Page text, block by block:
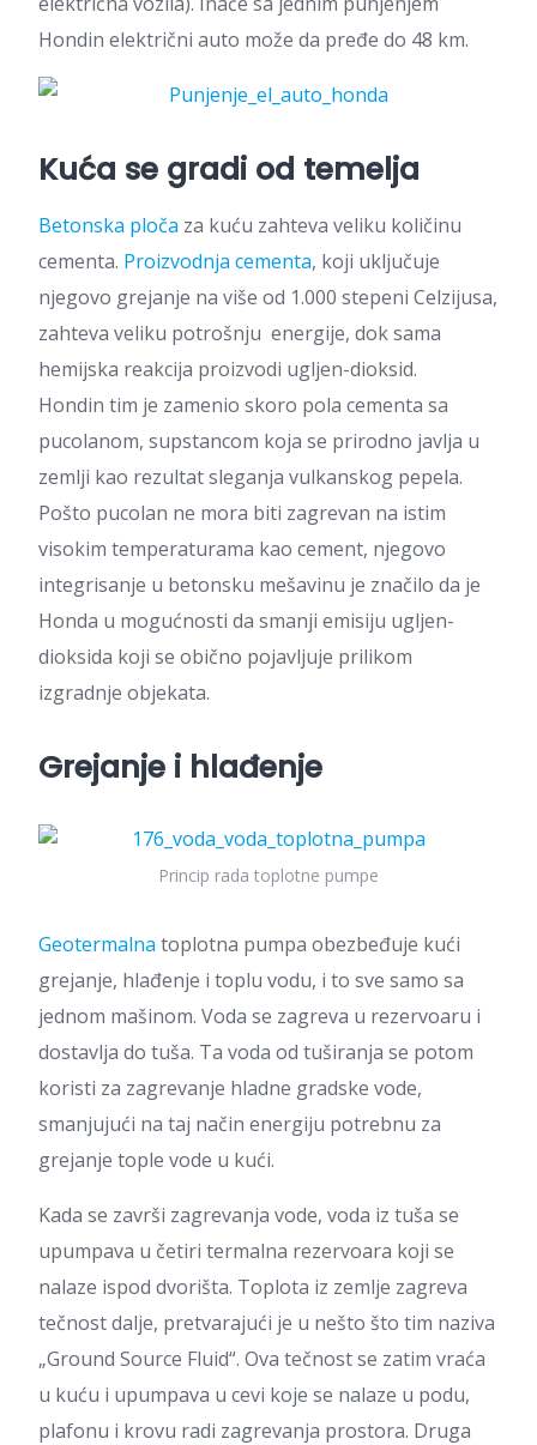
Hondin električni auto može da pređe do 48 km.
Kuća se gradi od temelja
Betonska ploča za kuću zahteva veliku količinu
cementa. Proizvodnja cementa, koji uključuje
njegovo grejanje na više od 1.000 stepeni Celzijusa,
zahteva veliku potrošnju energije, dok sama
hemijska reakcija proizvodi ugljen-dioksid.
Hondin tim je zamenio skoro pola cementa sa
pucolanom, supstancom koja se prirodno javlja u
zemlji kao rezultat sleganja vulkanskog pepela.
Pošto pucolan ne mora biti zagrevan na istim
visokim temperaturama kao cement, njegovo
integrisanje u betonsku mešavinu je značilo da je
Honda u mogućnosti da smanji emisiju ugljen-
dioksida koji se obično pojavljuje prilikom
izgradnje objekata.
Grejanje i hlađenje
Princip rada toplotne pumpe
Geotermalna toplotna pumpa obezbeđuje kući
grejanje, hlađenje i toplu vodu, i to sve samo sa
jednom mašinom. Voda se zagreva u rezervoaru i
dostavlja do tuša. Ta voda od tuširanja se potom
koristi za zagrevanje hladne gradske vode,
smanjujući na taj način energiju potrebnu za
grejanje tople vode u kući.
Kada se završi zagrevanja vode, voda iz tuša se
upumpava u četiri termalna rezervoara koji se
nalaze ispod dvorišta. Toplota iz zemlje zagreva
tečnost dalje, pretvarajući je u nešto što tim naziva
„Ground Source Fluid“. Ova tečnost se zatim vraća
u kuću i upumpava u cevi koje se nalaze u podu,
plafonu i krovu radi zagrevanja prostora. Druga